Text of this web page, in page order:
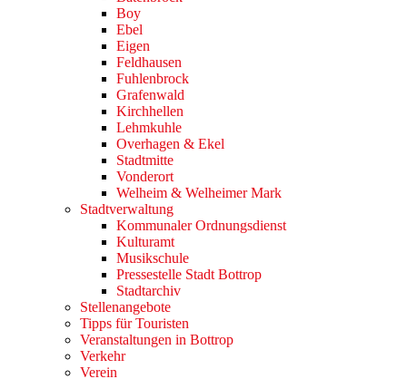
Boy
Ebel
Eigen
Feldhausen
Fuhlenbrock
Grafenwald
Kirchhellen
Lehmkuhle
Overhagen & Ekel
Stadtmitte
Vonderort
Welheim & Welheimer Mark
Stadtverwaltung
Kommunaler Ordnungsdienst
Kulturamt
Musikschule
Pressestelle Stadt Bottrop
Stadtarchiv
Stellenangebote
Tipps für Touristen
Veranstaltungen in Bottrop
Verkehr
Verein